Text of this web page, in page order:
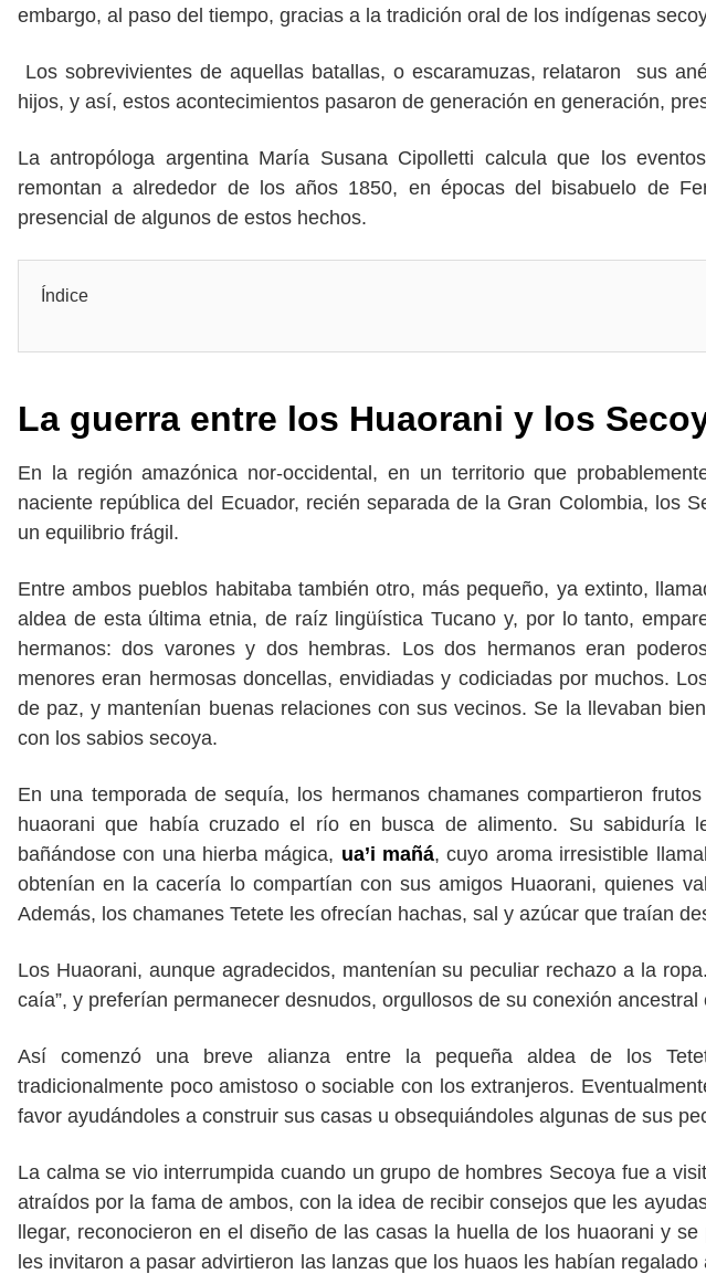
embargo, al paso del tiempo, gracias a la tradición oral de los indígenas
Los sobrevivientes de aquellas batallas, o escaramuzas, relataron sus
hijos, y así, estos acontecimientos pasaron de generación en generación,
La antropóloga argentina María Susana Cipolletti calcula que los
remontan a alrededor de los años 1850, en épocas del bisabuelo de
presencial de algunos de estos hechos.
Índice
La guerra entre los Huaorani y los
En la región amazónica nor-occidental, en un territorio que
naciente república del Ecuador, recién separada de la Gran Colombia, los
un equilibrio frágil.
Entre ambos pueblos habitaba también otro, más pequeño, ya extinto,
aldea de esta última etnia, de raíz lingüística Tucano y, por lo tanto,
hermanos: dos varones y dos hembras. Los dos hermanos eran
menores eran hermosas doncellas, envidiadas y codiciadas por muchos.
de paz, y mantenían buenas relaciones con sus vecinos. Se la llevaban
con los sabios secoya.
En una temporada de sequía, los hermanos chamanes compartieron
huaorani que había cruzado el río en busca de alimento. Su sabiduría
bañándose con una hierba mágica, ua’i mañá, cuyo aroma irresistible
obtenían en la cacería lo compartían con sus amigos Huaorani, quienes
Además, los chamanes Tetete les ofrecían hachas, sal y azúcar que traían
Los Huaorani, aunque agradecidos, mantenían su peculiar rechazo a la
caía”, y preferían permanecer desnudos, orgullosos de su conexión ancestral
Así comenzó una breve alianza entre la pequeña aldea de los
tradicionalmente poco amistoso o sociable con los extranjeros.
favor ayudándoles a construir sus casas u obsequiándoles algunas de sus
La calma se vio interrumpida cuando un grupo de hombres Secoya fue a
atraídos por la fama de ambos, con la idea de recibir consejos que les
llegar, reconocieron en el diseño de las casas la huella de los huaorani y
les invitaron a pasar advirtieron las lanzas que los huaos les habían